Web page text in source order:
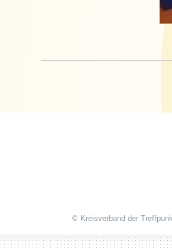
© Kreisverband der